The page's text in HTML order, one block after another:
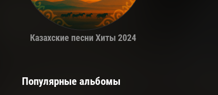
Казахские песни Хиты 2024
Популярные альбомы